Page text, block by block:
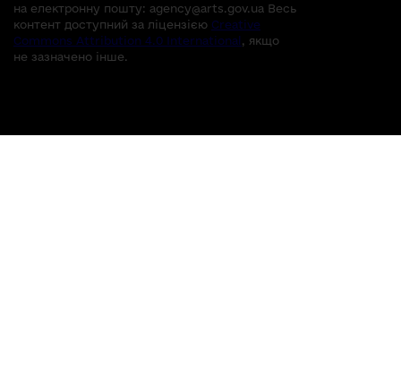
на електронну пошту: agency@arts.gov.ua Весь
контент доступний за ліцензією Creative
Commons Attribution 4.0 International , якщо
не зазначено інше.